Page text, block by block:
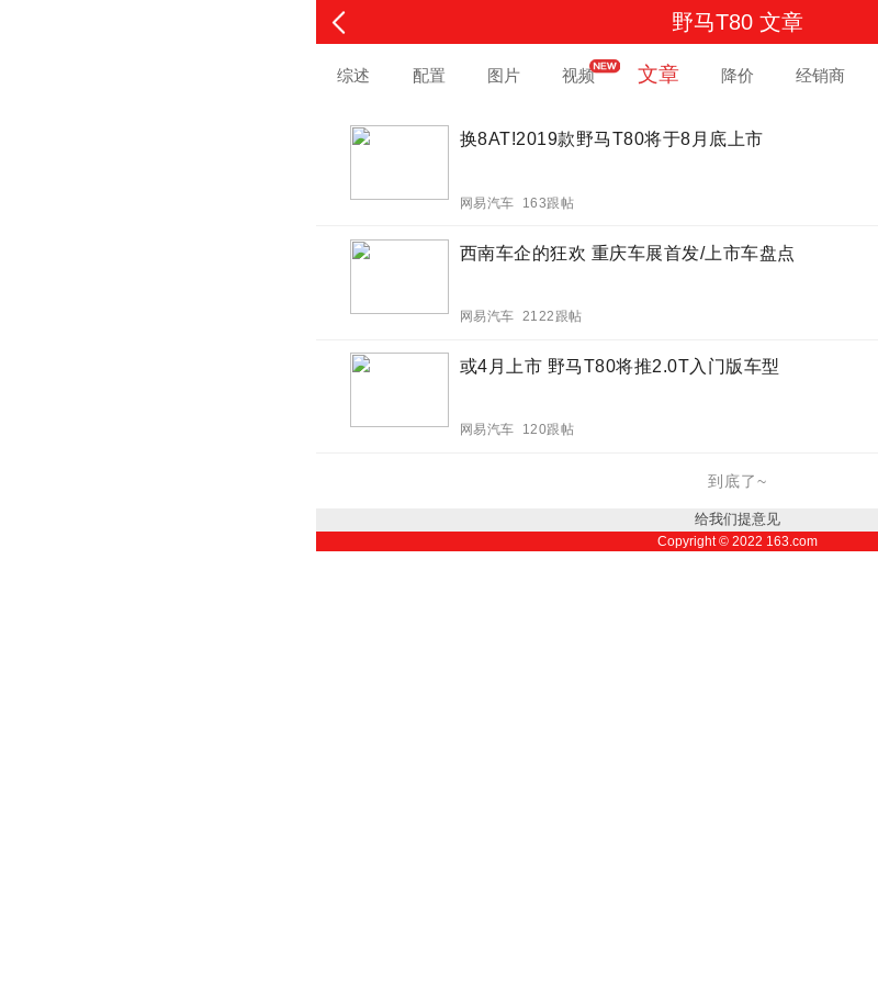
野马T80 文章
综述 配置 图片 视频 文章 降价 经销商
换8AT!2019款野马T80将于8月底上市
网易汽车 163跟帖
西南车企的狂欢 重庆车展首发/上市车盘点
网易汽车 2122跟帖
或4月上市 野马T80将推2.0T入门版车型
网易汽车 120跟帖
到底了~
给我们提意见
Copyright © 2022 163.com